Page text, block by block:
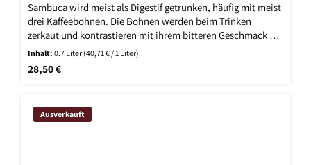
Sambuca wird meist als Digestif getrunken, häufig mit meist
drei Kaffeebohnen. Die Bohnen werden beim Trinken
zerkaut und kontrastieren mit ihrem bitteren Geschmack die
Süße des Likörs. Vor allem außerhalb Italiens ist es üblich,
Sambuca flambiert zu servieren.
Inhalt:0.7 Liter (40,71 € / 1 Liter)
Regulärer Preis:
28,50 €
Ausverkauft